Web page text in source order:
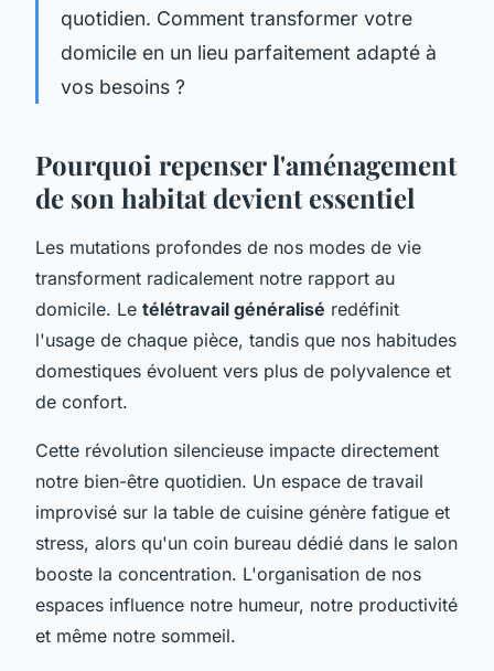
quotidien. Comment transformer votre
domicile en un lieu parfaitement adapté à
vos besoins ?
Pourquoi repenser l'aménagement
de son habitat devient essentiel
Les mutations profondes de nos modes de vie
transforment radicalement notre rapport au
domicile. Le télétravail généralisé redéfinit
l'usage de chaque pièce, tandis que nos habitudes
domestiques évoluent vers plus de polyvalence et
de confort.
Cette révolution silencieuse impacte directement
notre bien-être quotidien. Un espace de travail
improvisé sur la table de cuisine génère fatigue et
stress, alors qu'un coin bureau dédié dans le salon
booste la concentration. L'organisation de nos
espaces influence notre humeur, notre productivité
et même notre sommeil.